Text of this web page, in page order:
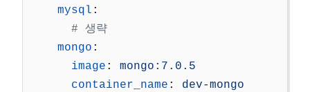
mysql :
# 생략
mongo :
image :
mongo:7.0.5
container_name :
dev-mongo